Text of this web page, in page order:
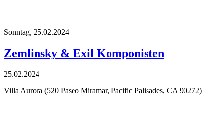
Sonntag, 25.02.2024
Zemlinsky & Exil Komponisten
25.02.2024
Villa Aurora (520 Paseo Miramar, Pacific Palisades, CA 90272)